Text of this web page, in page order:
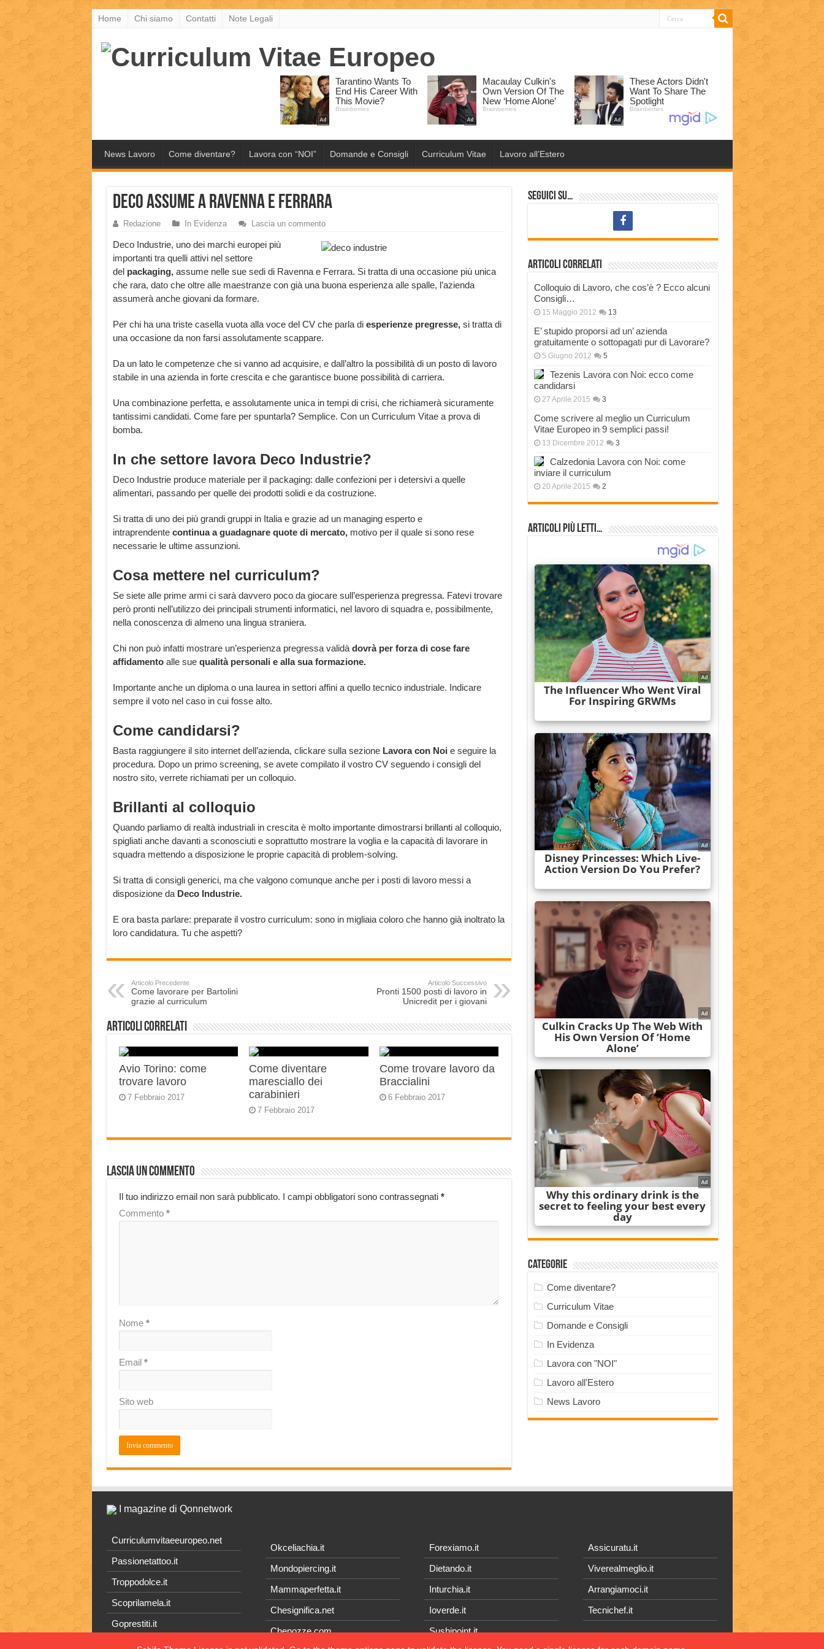
Home Chi siamo Contatti Note Legali
News Lavoro Come diventare? Lavora con “NOI” Domande e Consigli Curriculum Vitae Lavoro all’Estero
Deco assume a Ravenna e Ferrara
Redazione In Evidenza Lascia un commento
Deco Industrie, uno dei marchi europei più
importanti tra quelli attivi nel settore
del packaging, assume nelle sue sedi di Ravenna e Ferrara. Si tratta di una occasione più unica
che rara, dato che oltre alle maestranze con già una buona esperienza alle spalle, l’azienda
assumerà anche giovani da formare.
Per chi ha una triste casella vuota alla voce del CV che parla di esperienze pregresse, si tratta di
una occasione da non farsi assolutamente scappare.
Da un lato le competenze che si vanno ad acquisire, e dall’altro la possibilità di un posto di lavoro
stabile in una azienda in forte crescita e che garantisce buone possibilità di carriera.
Una combinazione perfetta, e assolutamente unica in tempi di crisi, che richiamerà sicuramente
tantissimi candidati. Come fare per spuntarla? Semplice. Con un Curriculum Vitae a prova di
bomba.
In che settore lavora Deco Industrie?
Deco Industrie produce materiale per il packaging: dalle confezioni per i detersivi a quelle
alimentari, passando per quelle dei prodotti solidi e da costruzione.
Si tratta di uno dei più grandi gruppi in Italia e grazie ad un managing esperto e
intraprendente continua a guadagnare quote di mercato, motivo per il quale si sono rese
necessarie le ultime assunzioni.
Cosa mettere nel curriculum?
Se siete alle prime armi ci sarà davvero poco da giocare sull’esperienza pregressa. Fatevi trovare
però pronti nell’utilizzo dei principali strumenti informatici, nel lavoro di squadra e, possibilmente,
nella conoscenza di almeno una lingua straniera.
Chi non può infatti mostrare un’esperienza pregressa validà dovrà per forza di cose fare
affidamento alle sue qualità personali e alla sua formazione.
Importante anche un diploma o una laurea in settori affini a quello tecnico industriale. Indicare
sempre il voto nel caso in cui fosse alto.
Come candidarsi?
Basta raggiungere il sito internet dell’azienda, clickare sulla sezione Lavora con Noi e seguire la
procedura. Dopo un primo screening, se avete compilato il vostro CV seguendo i consigli del
nostro sito, verrete richiamati per un colloquio.
Brillanti al colloquio
Quando parliamo di realtà industriali in crescita è molto importante dimostrarsi brillanti al colloquio,
spigliati anche davanti a sconosciuti e soprattutto mostrare la voglia e la capacità di lavorare in
squadra mettendo a disposizione le proprie capacità di problem-solving.
Si tratta di consigli generici, ma che valgono comunque anche per i posti di lavoro messi a
disposizione da Deco Industrie.
E ora basta parlare: preparate il vostro curriculum: sono in migliaia coloro che hanno già inoltrato la
loro candidatura. Tu che aspetti?
Articolo Precedente
Come lavorare per Bartolini
grazie al curriculum
Articolo Successivo
Pronti 1500 posti di lavoro in
Unicredit per i giovani
Articoli correlati
Avio Torino: come
trovare lavoro
7 Febbraio 2017
Come diventare
maresciallo dei
carabinieri
7 Febbraio 2017
Come trovare lavoro da
Braccialini
6 Febbraio 2017
Lascia un commento
Il tuo indirizzo email non sarà pubblicato. I campi obbligatori sono contrassegnati *
Commento *
Nome *
Email *
Sito web
Seguici su…
Articoli correlati
Colloquio di Lavoro, che cos’è ? Ecco alcuni
Consigli…
15 Maggio 2012 13
E’ stupido proporsi ad un’ azienda
gratuitamente o sottopagati pur di Lavorare?
5 Giugno 2012 5
Tezenis Lavora con Noi: ecco come
candidarsi
27 Aprile 2015 3
Come scrivere al meglio un Curriculum
Vitae Europeo in 9 semplici passi!
13 Dicembre 2012 3
Calzedonia Lavora con Noi: come
inviare il curriculum
20 Aprile 2015 2
Articoli più Letti…
Categorie
Come diventare?
Curriculum Vitae
Domande e Consigli
In Evidenza
Lavora con "NOI"
Lavoro all'Estero
News Lavoro
I magazine di Qonnetwork
Curriculumvitaeeuropeo.net
Passionetattoo.it
Troppodolce.it
Scoprilamela.it
Goprestiti.it
Okceliachia.it
Mondopiercing.it
Mammaperfetta.it
Chesignifica.net
Chenozze.com
Forexiamo.it
Dietando.it
Inturchia.it
Ioverde.it
Sushipoint.it
Assicuratu.it
Viverealmeglio.it
Arrangiamoci.it
Tecnichef.it